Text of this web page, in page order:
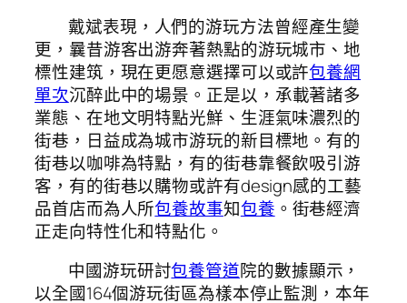
戴斌表現，人們的游玩方法曾經產生變
更，曩昔游客出游奔著熱點的游玩城市、地
標性建筑，現在更愿意選擇可以或許包養網
單次沉醉此中的場景。正是以，承載著諸多
業態、在地文明特點光鮮、生涯氣味濃烈的
街巷，日益成為城市游玩的新目標地。有的
街巷以咖啡為特點，有的街巷靠餐飲吸引游
客，有的街巷以購物或許有design感的工藝
品首店而為人所包養故事知包養 。街巷經濟
正走向特性化和特點化。
中國游玩研討包養管道院的數據顯示，
以全國164個游玩街區為樣本停止監測，本年